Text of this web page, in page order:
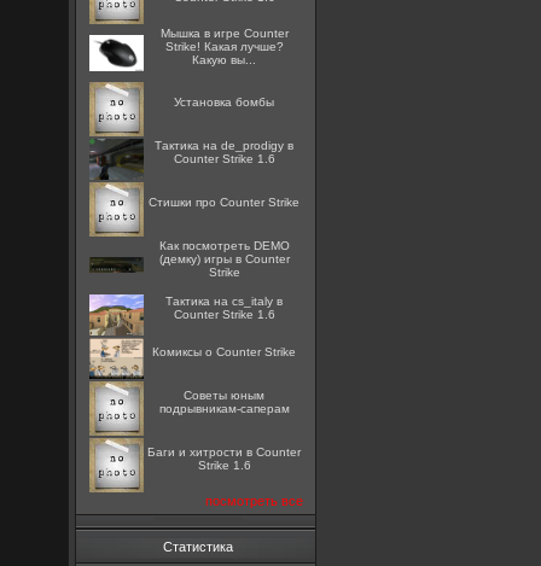
Мышка в игре Counter
Strike! Какая лучше?
Какую вы...
Установка бомбы
Тактика на de_prodigy в
Counter Strike 1.6
Стишки про Counter Strike
Как посмотреть DEMO
(демку) игры в Counter
Strike
Тактика на cs_italy в
Counter Strike 1.6
Комиксы о Counter Strike
Советы юным
подрывникам-саперам
Баги и хитрости в Counter
Strike 1.6
посмотреть все
Статистика